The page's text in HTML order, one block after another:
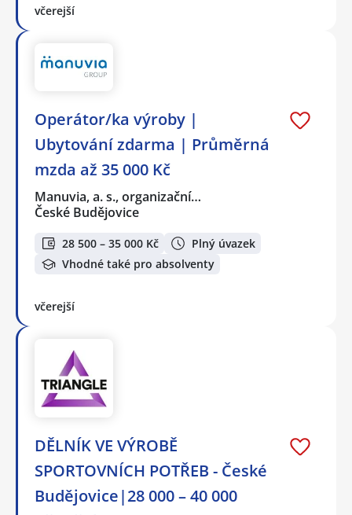
včerejší
Operátor/ka výroby |
Ubytování zdarma | Průměrná
mzda až 35 000 Kč
Manuvia, a. s., organizační…
České Budějovice
28 500 – 35 000 Kč
Plný úvazek
Vhodné také pro absolventy
včerejší
DĚLNÍK VE VÝROBĚ
SPORTOVNÍCH POTŘEB - České
Budějovice|28 000 – 40 000